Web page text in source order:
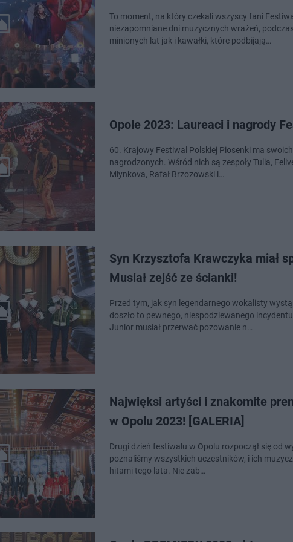
To moment, na który czekali wszyscy fani
niezapomniane dni muzycznych wrażeń,
minionych lat jak i kawałki, które podbijają…
Opole 2023: Laureaci i nagrody
60. Krajowy Festiwal Polskiej Piosenki ma
nagrodzonych. Wśród nich są zespoły Tulia,
Mlynkova, Rafał Brzozowski i…
Syn Krzysztofa Krawczyka miał
Musiał zejść ze ścianki!
Przed tym, jak syn legendarnego wokalisty
doszło to pewnego, niespodziewanego
Junior musiał przerwać pozowanie n…
Najwięksi artyści i znakomite
w Opolu 2023! [GALERIA]
Drugi dzień festiwalu w Opolu rozpoczął się od
poznaliśmy wszystkich uczestników, i ich
hitami tego lata. Nie zab…